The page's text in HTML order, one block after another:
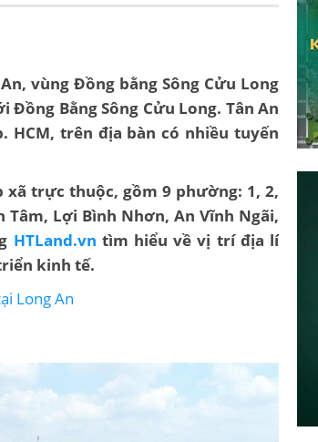
vùng Đồng bằng Sông Cửu Long
Bằng Sông Cửu Long. Tân An
HCM, trên địa bàn có nhiều tuyến
xã trực thuộc, gồm 9 phường: 1, 2,
Tâm, Lợi Bình Nhơn, An Vĩnh Ngãi,
HTLand.vn tìm hiểu về vị trí địa lí
kinh tế.
Long An